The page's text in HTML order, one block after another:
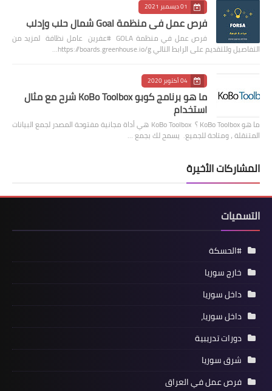
01 ديسمبر 2021
فرص عمل في منظمة Goal شمال حلب وإدلب
فرص عمل في منظمة GOLA #عفرين عامل نظافة لمزيد من
التفاصيل وللتقديم على الرابط التالي https://boards.greenhouse.io/g…
04 أكتوبر 2020
ما هو برنامج كوبو KoBo Toolbox شرح مع مثال
استخدام
ما هو KoBo Toolbox ؟ KoBo Toolbox هي أداة مجانية مفتوحة المصدر لجمع البيانات
المتنقلة ، ومتاحة للجميع. يسمح لك بجمع …
المشاركات الأخيرة
التسميات
#الحسكة
خارج سوريا
داخل سوريا
داخل سوريا،
دورات تدريبية
شرق سوريا
فرص عمل في العراق